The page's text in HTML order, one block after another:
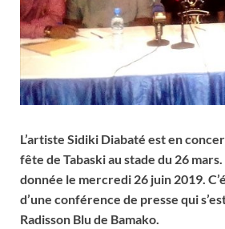
L’artiste Sidiki Diabaté est en
fête de Tabaski au stade du 26
donnée le mercredi 26 juin 2019.
d’une conférence de presse qui
Radisson Blu de Bamako.